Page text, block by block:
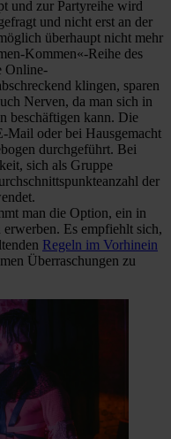
und zur Partyreihe wird
und nicht erst an der
überhaupt nicht mehr
Kommen«-Reihe des
Online-
klingen, sparen
Nerven, da man sich in
beschäftigen kann. Die
Mail oder bei Hausgemacht
durchgeführt. Bei
sich als Gruppe
der
man die Option, ein in
Es empfiehlt sich,
Regeln im Vorhinein
Überraschungen zu